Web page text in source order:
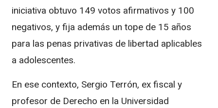
iniciativa obtuvo 149 votos afirmativos y 100
negativos, y fija además un tope de 15 años
para las penas privativas de libertad aplicables
a adolescentes.
En ese contexto, Sergio Terrón, ex fiscal y
profesor de Derecho en la Universidad